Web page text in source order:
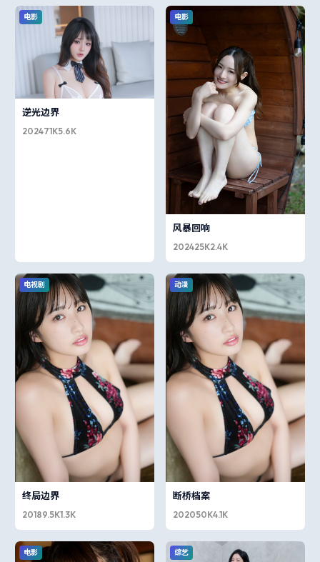
电影
逆光边界
202471K5.6K
电影
风暴回响
202425K2.4K
电视剧
终局边界
20189.5K1.3K
动漫
断桥档案
202050K4.1K
电影 综艺